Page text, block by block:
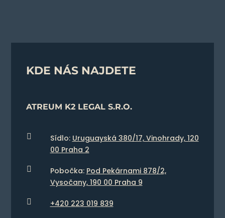
KDE NÁS NAJDETE
ATREUM K2 LEGAL S.R.O.
 Sídlo: Uruguayská 380/17, Vinohrady, 120
00 Praha 2
 Pobočka: Pod Pekárnami 878/2,
Vysočany, 190 00 Praha 9
 +420 223 019 839